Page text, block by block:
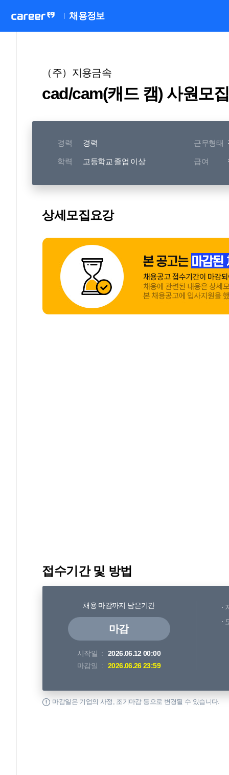
채용정보
（주）지용금속
cad/cam(캐드 캠) 사원모집
경력 경력 근무형태
학력 고등학교 졸업 이상 급여
상세모집요강
접수기간 및 방법
채용 마감까지 남은기간
마감
시작일
2026.06.12 00:00
마감일
2026.06.26 23:59
마감일은 기업의 사정, 조기마감 등으로 변경될 수 있습니다.